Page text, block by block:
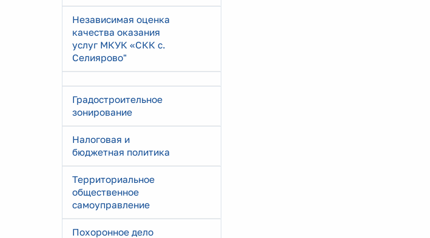
Независимая оценка
качества оказания
услуг МКУК «СКК с.
Селиярово"
Градостроительное
зонирование
Налоговая и
бюджетная политика
Территориальное
общественное
самоуправление
Похоронное дело